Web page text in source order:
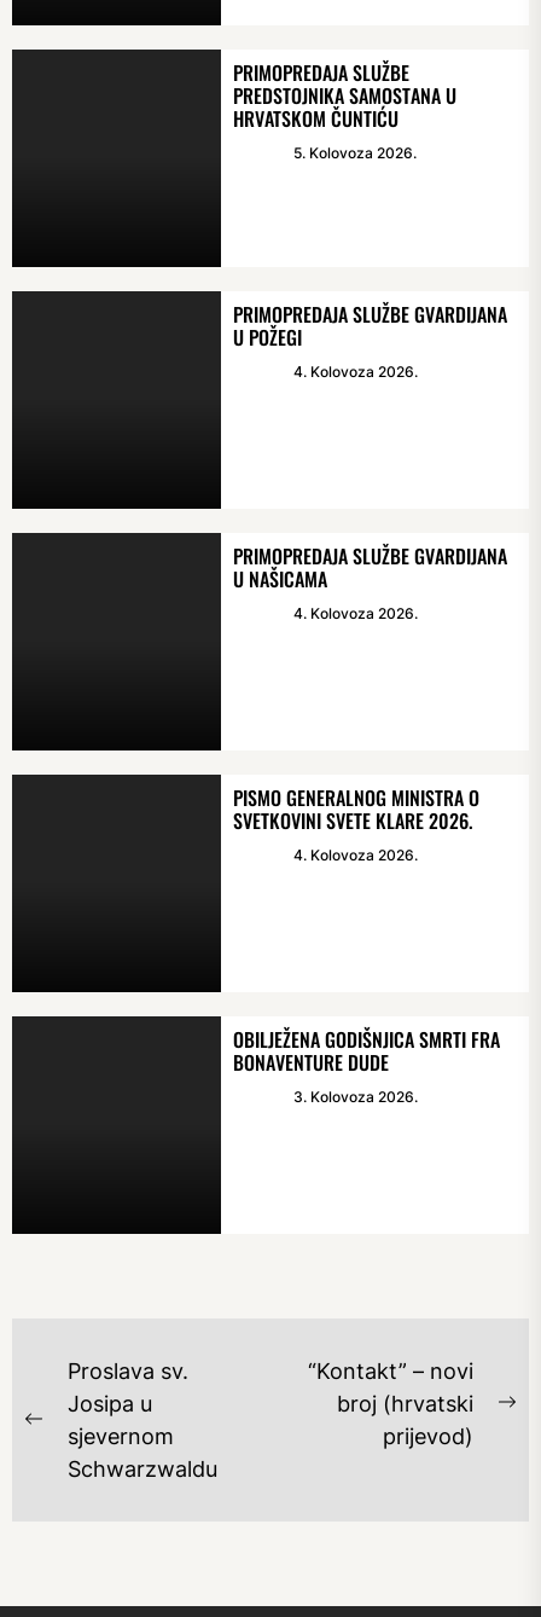
PRIMOPREDAJA SLUŽBE
PREDSTOJNIKA SAMOSTANA U
HRVATSKOM ČUNTIĆU
5. Kolovoza 2026.
PRIMOPREDAJA SLUŽBE GVARDIJANA
U POŽEGI
4. Kolovoza 2026.
PRIMOPREDAJA SLUŽBE GVARDIJANA
U NAŠICAMA
4. Kolovoza 2026.
PISMO GENERALNOG MINISTRA O
SVETKOVINI SVETE KLARE 2026.
4. Kolovoza 2026.
OBILJEŽENA GODIŠNJICA SMRTI FRA
BONAVENTURE DUDE
3. Kolovoza 2026.
NAVIGACIJA
OBJAVA
Previous
post:
Proslava sv.
Josipa u
sjevernom
Schwarzwaldu
“Kontakt” – novi
broj (hrvatski
prijevod)